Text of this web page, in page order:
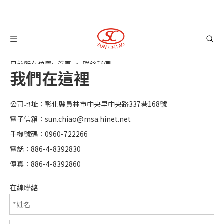
目前所在位置: 首頁 » 聯絡我們
我們在這裡
公司地址：彰化縣員林市中央里中央路337巷168號
電子信箱： sun.chiao@msa.hinet.net
手機號碼：0960-722266
電話：886-4-8392830
傳真：886-4-8392860
在線聯絡